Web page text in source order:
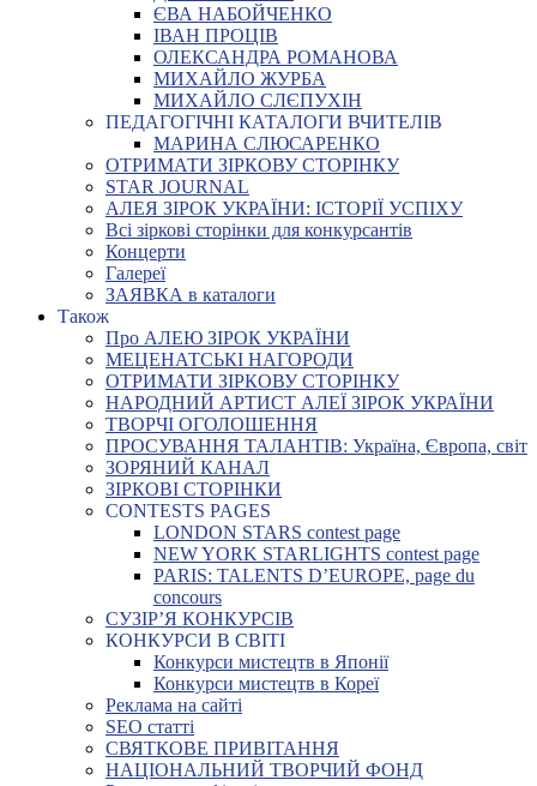
ЄВА НАБОЙЧЕНКО
ІВАН ПРОЦІВ
ОЛЕКСАНДРА РОМАНОВА
МИХАЙЛО ЖУРБА
МИХАЙЛО СЛЄПУХІН
ПЕДАГОГІЧНІ КАТАЛОГИ ВЧИТЕЛІВ
МАРИНА СЛЮСАРЕНКО
ОТРИМАТИ ЗІРКОВУ СТОРІНКУ
STAR JOURNAL
АЛЕЯ ЗІРОК УКРАЇНИ: ІСТОРІЇ УСПІХУ
Всі зіркові сторінки для конкурсантів
Концерти
Галереї
ЗАЯВКА в каталоги
Також
Про АЛЕЮ ЗІРОК УКРАЇНИ
МЕЦЕНАТСЬКІ НАГОРОДИ
ОТРИМАТИ ЗІРКОВУ СТОРІНКУ
НАРОДНИЙ АРТИСТ АЛЕЇ ЗІРОК УКРАЇНИ
ТВОРЧІ ОГОЛОШЕННЯ
ПРОСУВАННЯ ТАЛАНТІВ: Україна, Європа, світ
ЗОРЯНИЙ КАНАЛ
ЗІРКОВІ СТОРІНКИ
CONTESTS PAGES
LONDON STARS contest page
NEW YORK STARLIGHTS contest page
PARIS: TALENTS D’EUROPE, page du
concours
СУЗІР’Я КОНКУРСІВ
КОНКУРСИ В СВІТІ
Конкурси мистецтв в Японії
Конкурси мистецтв в Кореї
Реклама на сайті
SEO статті
СВЯТКОВЕ ПРИВІТАННЯ
НАЦІОНАЛЬНИЙ ТВОРЧИЙ ФОНД